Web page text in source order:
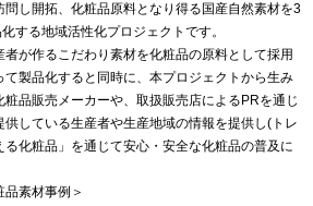
問し開拓、化粧品原料となり得る国産自然素材を3
する地域活性化プロジェクトです。
が作るこだわり素材を化粧品の原料として採用
て製品化すると同時に、本プロジェクトから生み
品販売メーカーや、取扱販売店によるPRを通じ
している生産者や生産地域の情報を提供し(トレ
化粧品」を通じて安心・安全な化粧品の普及に
品素材事例＞